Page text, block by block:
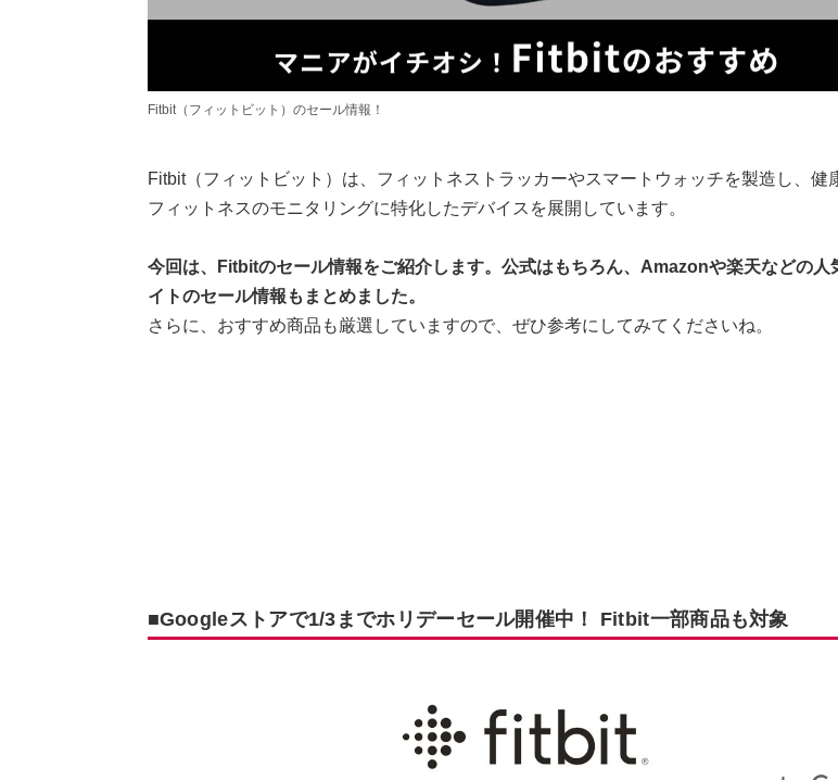
Fitbit（フィットビット）のセール情報！
Fitbit（フィットビット）は、フィットネストラッカーやスマートウォッチを製造し、健
フィットネスのモニタリングに特化したデバイスを展開しています。
今回は、Fitbitのセール情報をご紹介します。公式はもちろん、Amazonや楽天などの人
イトのセール情報もまとめました。
さらに、おすすめ商品も厳選していますので、ぜひ参考にしてみてくださいね。
■Googleストアで1/3までホリデーセール開催中！ Fitbit一部商品も対象